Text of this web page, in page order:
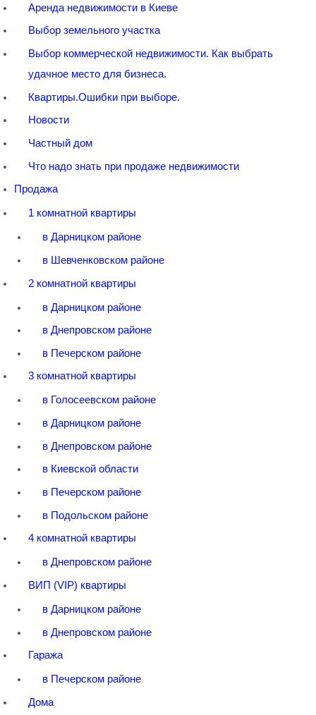
Аренда недвижимости в Киеве
Выбор земельного участка
Выбор коммерческой недвижимости. Как выбрать
удачное место для бизнеса.
Квартиры.Ошибки при выборе.
Новости
Частный дом
Что надо знать при продаже недвижимости
Продажа
1 комнатной квартиры
в Дарницком районе
в Шевченковском районе
2 комнатной квартиры
в Дарницком районе
в Днепровском районе
в Печерском районе
3 комнатной квартиры
в Голосеевском районе
в Дарницком районе
в Днепровском районе
в Киевской области
в Печерском районе
в Подольском районе
4 комнатной квартиры
в Днепровском районе
ВИП (VIP) квартиры
в Дарницком районе
в Днепровском районе
Гаража
в Печерском районе
Дома